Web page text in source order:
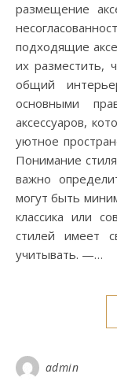
размещение
подходящие
их разместить,
общий
основными
аксессуаров,
уютное
Понимание
важно
могут быть
классика или
стилей имеет
учитывать. —…
admin